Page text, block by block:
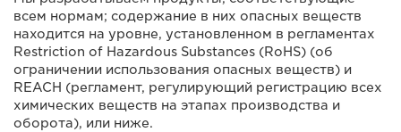
всем нормам; содержание в них опасных веществ
находится на уровне, установленном в регламентах
Restriction of Hazardous Substances (RoHS) (об
ограничении использования опасных веществ) и
REACH (регламент, регулирующий регистрацию всех
химических веществ на этапах производства и
оборота), или ниже.